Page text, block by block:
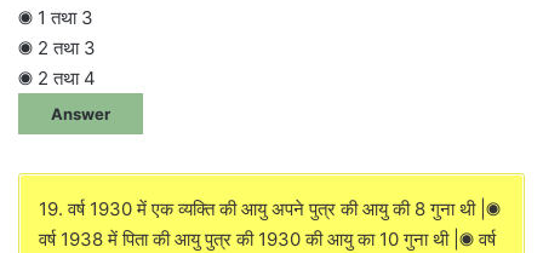
◉ 1 तथा 3
◉ 2 तथा 3
◉ 2 तथा 4
Answer
19. वर्ष 1930 में एक व्यक्ति की आयु अपने पुत्र की आयु की 8 गुना थी |◉
वर्ष 1938 में पिता की आयु पुत्र की 1930 की आयु का 10 गुना थी |◉ वर्ष